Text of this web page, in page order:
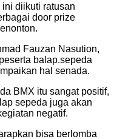
diikuti ratusan
door prize
Fauzan Nasution,
balap.sepeda
hal senada.
BMX itu sangat positif,
sepeda juga akan
negatif.
bisa berlomba